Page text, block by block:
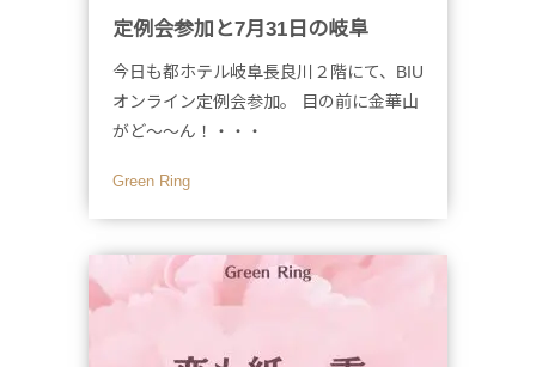
定例会参加と7月31日の岐阜
今日も都ホテル岐阜長良川２階にて、BIU
オンライン定例会参加。 目の前に金華山
がど～～ん！・・・
Green Ring